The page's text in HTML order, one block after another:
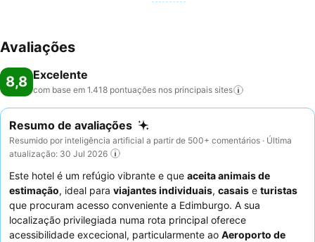
Avaliações
8,8 Excelente
com base em 1.418 pontuações nos principais sites
Resumo de avaliações
Resumido por inteligência artificial a partir de 500+ comentários · Última
atualização: 30 Jul 2026
Este hotel é um refúgio vibrante e que aceita animais de
estimação, ideal para viajantes individuais, casais e turistas
que procuram acesso conveniente a Edimburgo. A sua
localização privilegiada numa rota principal oferece
acessibilidade excecional, particularmente ao Aeroporto de